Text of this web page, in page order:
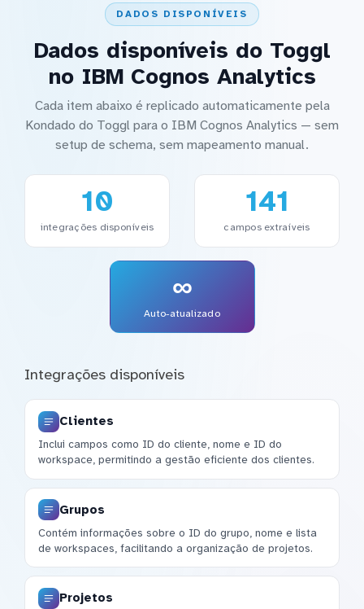
DADOS DISPONÍVEIS
Dados disponíveis do Toggl
no IBM Cognos Analytics
Cada item abaixo é replicado automaticamente pela
Kondado do Toggl para o IBM Cognos Analytics — sem
setup de schema, sem mapeamento manual.
10
integrações disponíveis
141
campos extraíveis
∞
Auto-atualizado
Integrações disponíveis
Clientes
Inclui campos como ID do cliente, nome e ID do
workspace, permitindo a gestão eficiente dos clientes.
Grupos
Contém informações sobre o ID do grupo, nome e lista
de workspaces, facilitando a organização de projetos.
Projetos